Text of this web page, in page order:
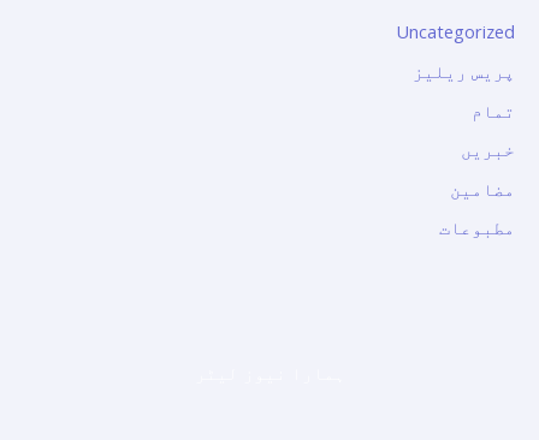
Uncategorized
پریس ریلیز
تمام
خبریں
مضامین
مطبوعات